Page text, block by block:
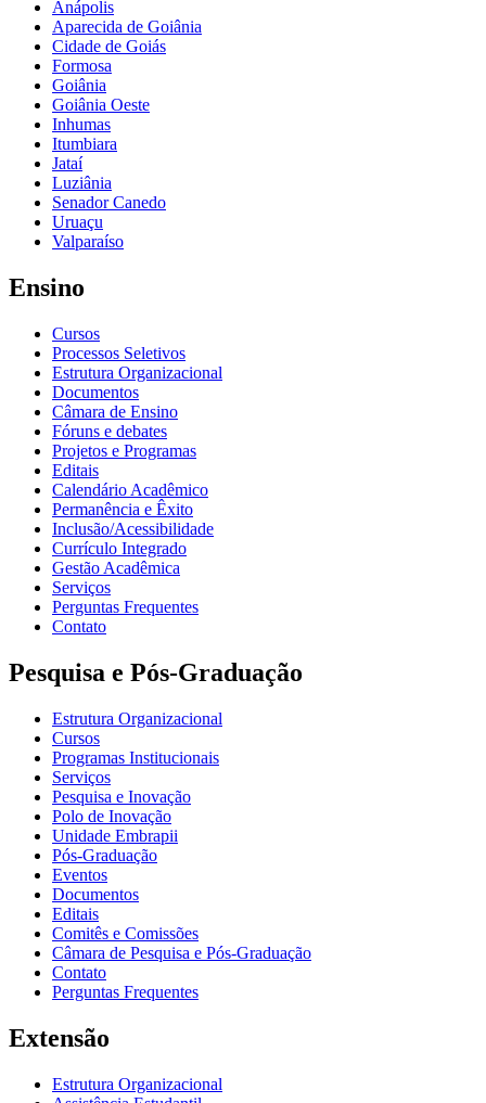
Anápolis
Aparecida de Goiânia
Cidade de Goiás
Formosa
Goiânia
Goiânia Oeste
Inhumas
Itumbiara
Jataí
Luziânia
Senador Canedo
Uruaçu
Valparaíso
Ensino
Cursos
Processos Seletivos
Estrutura Organizacional
Documentos
Câmara de Ensino
Fóruns e debates
Projetos e Programas
Editais
Calendário Acadêmico
Permanência e Êxito
Inclusão/Acessibilidade
Currículo Integrado
Gestão Acadêmica
Serviços
Perguntas Frequentes
Contato
Pesquisa e Pós-Graduação
Estrutura Organizacional
Cursos
Programas Institucionais
Serviços
Pesquisa e Inovação
Polo de Inovação
Unidade Embrapii
Pós-Graduação
Eventos
Documentos
Editais
Comitês e Comissões
Câmara de Pesquisa e Pós-Graduação
Contato
Perguntas Frequentes
Extensão
Estrutura Organizacional